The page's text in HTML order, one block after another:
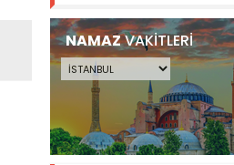
NAMAZVAKİTLERİ